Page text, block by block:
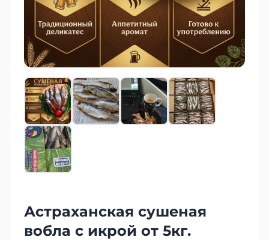
Астраханская сушеная
вобла с икрой от 5кг.